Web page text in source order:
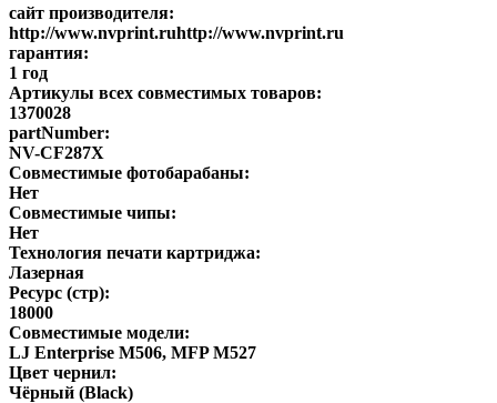
сайт производителя:
http://www.nvprint.ruhttp://www.nvprint.ru
гарантия:
1 год
Артикулы всех совместимых товаров:
1370028
partNumber:
NV-CF287X
Совместимые фотобарабаны:
Нет
Совместимые чипы:
Нет
Технология печати картриджа:
Лазерная
Ресурс (стр):
18000
Совместимые модели:
LJ Enterprise M506, MFP M527
Цвет чернил:
Чёрный (Black)